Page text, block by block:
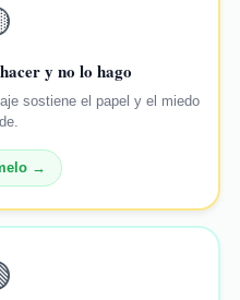
y no lo hago
sostiene el papel y el miedo
→